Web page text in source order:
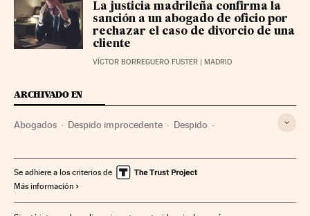
La justicia madrileña confirma la
sanción a un abogado de oficio por
rechazar el caso de divorcio de una
cliente
VÍCTOR BORREGUERO FUSTER | MADRID
ARCHIVADO EN
Abogados Despido improcedente Despido
Economía Sociedad Justicia
Se adhiere a los criterios de
Más información